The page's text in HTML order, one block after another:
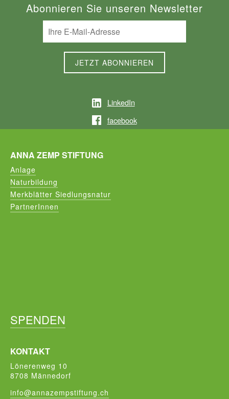
Abonnieren Sie unseren Newsletter
LinkedIn
facebook
ANNA ZEMP STIFTUNG
Anlage
Naturbildung
Merkblätter Siedlungsnatur
PartnerInnen
SPENDEN
KONTAKT
Lönerenweg 10
8708 Männedorf
info@annazempstiftung.ch